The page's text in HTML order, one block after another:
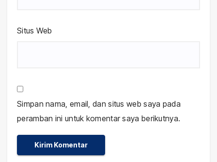
Situs Web
Simpan nama, email, dan situs web saya pada
peramban ini untuk komentar saya berikutnya.